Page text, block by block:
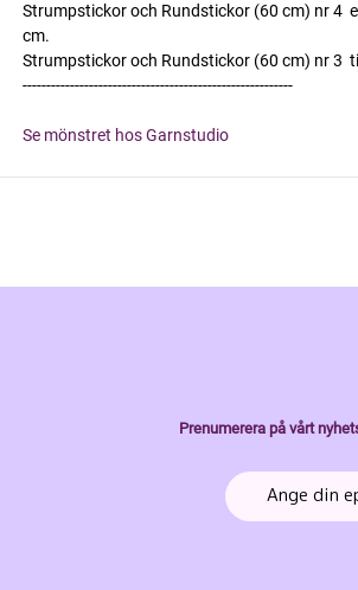
Strumpstickor och Rundstickor (60 cm) nr 4
cm.
Strumpstickor och Rundstickor (60 cm) nr 3 
---------------------------------------------------------
Se mönstret hos Garnstudio
Prenumerera på vårt